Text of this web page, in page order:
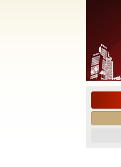
党建领航
坚守人民
压实安全
艺术疗愈
强化内部
强本领守
党建引领
关于开展